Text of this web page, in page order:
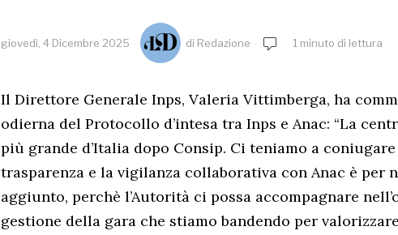
giovedì, 4 Dicembre 2025 di Redazione 1 minuto di lettura
Il Direttore Generale Inps, Valeria Vittimberga, ha
odierna del Protocollo d’intesa tra Inps e Anac: “La
più grande d’Italia dopo Consip. Ci teniamo a
trasparenza e la vigilanza collaborativa con Anac è per
aggiunto, perchè l’Autorità ci possa accompagnare
gestione della gara che stiamo bandendo per